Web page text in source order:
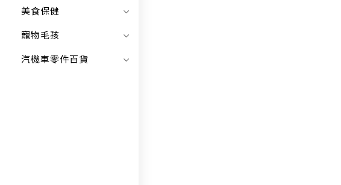
美食保健
寵物毛孩
汽機車零件百貨